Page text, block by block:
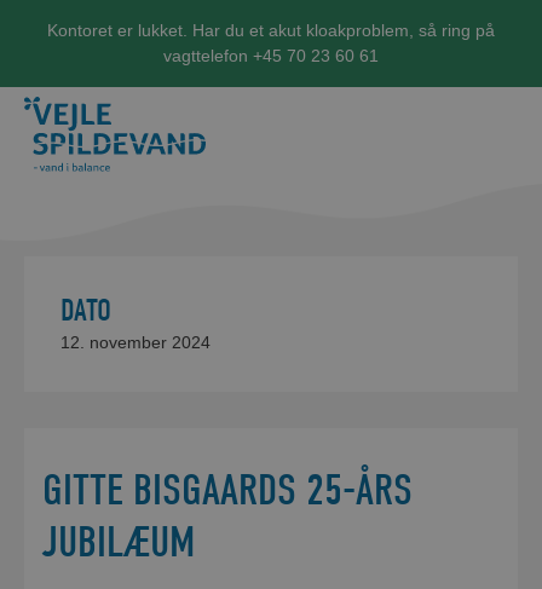
Kontoret er lukket. Har du et akut kloakproblem, så ring på
vagttelefon +45 70 23 60 61
DATO
12. november 2024
GITTE BISGAARDS 25-ÅRS
JUBILÆUM